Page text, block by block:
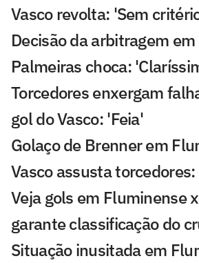
Vasco revolta: 'Sem
Decisão da arbitragem
Palmeiras choca:
Torcedores enxergam
gol do Vasco: 'Feia'
Golaço de Brenner em
Vasco assusta
Veja gols em Fluminense
garante classificação do
Situação inusitada em